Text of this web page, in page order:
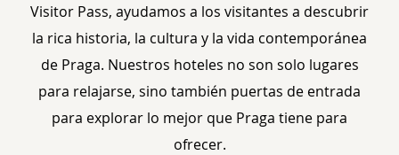
Visitor Pass, ayudamos a los visitantes a descubrir
la rica historia, la cultura y la vida contemporánea
de Praga. Nuestros hoteles no son solo lugares
para relajarse, sino también puertas de entrada
para explorar lo mejor que Praga tiene para
ofrecer.